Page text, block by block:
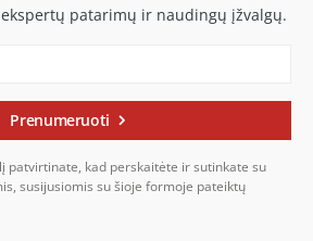
patarimų ir naudingų įžvalgų.
Prenumeruoti
patvirtinate, kad perskaitėte ir sutinkate su
susijusiomis su šioje formoje pateiktų